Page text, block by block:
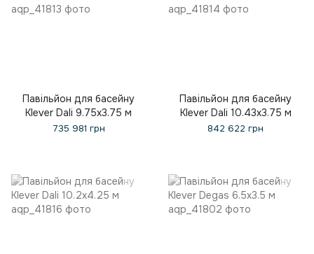
Павільйон для басейну
Klever Dali 9.75x3.75 м
735 981 грн
Павільйон для басейну
Klever Dali 10.43x3.75 м
842 622 грн